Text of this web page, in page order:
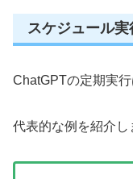
スケジュール
ChatGPTの定期実
代表的な例を紹介し